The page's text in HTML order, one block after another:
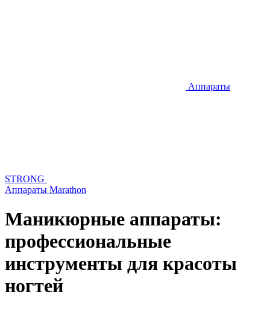
Аппараты
STRONG
Аппараты Marathon
Маникюрные аппараты:
профессиональные
инструменты для красоты
ногтей